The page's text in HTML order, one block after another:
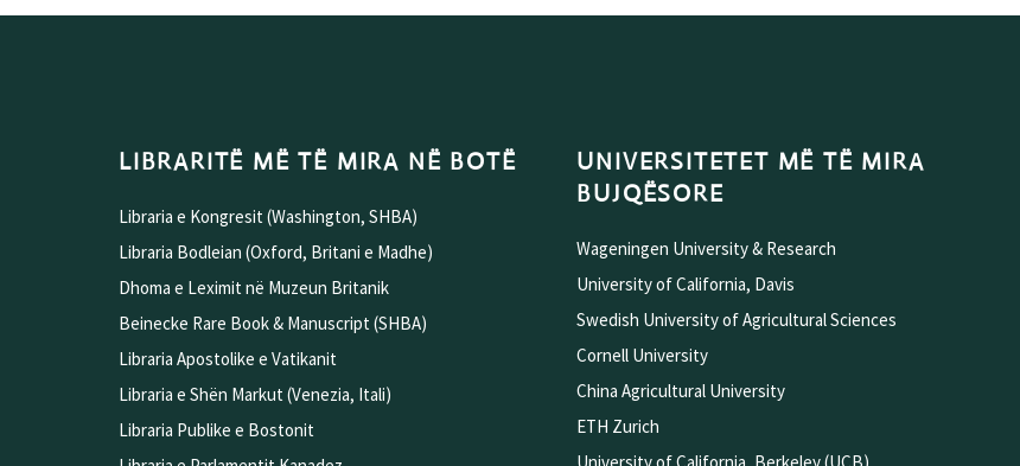
LIBRARITË MË TË MIRA NË BOTË
Libraria e Kongresit (Washington, SHBA)
Libraria Bodleian (Oxford, Britani e Madhe)
Dhoma e Leximit në Muzeun Britanik
Beinecke Rare Book & Manuscript (SHBA)
Libraria Apostolike e Vatikanit
Libraria e Shën Markut (Venezia, Itali)
Libraria Publike e Bostonit
UNIVERSITETET MË TË MIRA
BUJQËSORE
Wageningen University & Research
University of California, Davis
Swedish University of Agricultural Sciences
Cornell University
China Agricultural University
ETH Zurich